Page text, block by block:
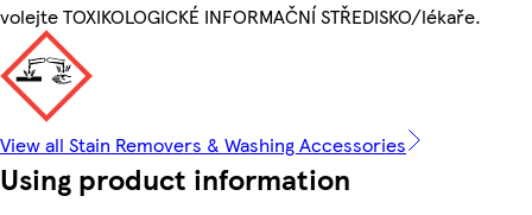
volejte TOXIKOLOGICKÉ INFORMAČNÍ STŘEDISKO/lékaře.
View all Stain Removers & Washing Accessories
Using product information